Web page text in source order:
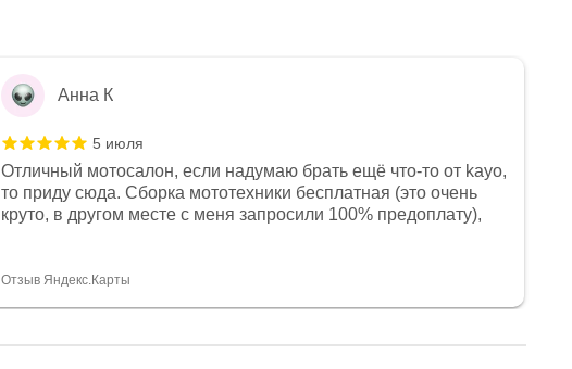
Анна К
5 июля
Отличный мотосалон, если надумаю брать ещё что-то от kayo,
то приду сюда. Сборка мототехники бесплатная (это очень
круто, в другом месте с меня запросили 100% предоплату),
спасибо отдельное, всегда на связи, очень детально всё
Отзыв Яндекс.Карты